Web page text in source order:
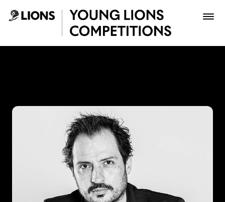
Saltar al contenido principal
Inscribir
Boletería